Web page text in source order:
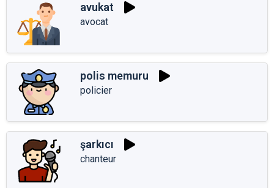
avukat
avocat
polis memuru
policier
şarkıcı
chanteur